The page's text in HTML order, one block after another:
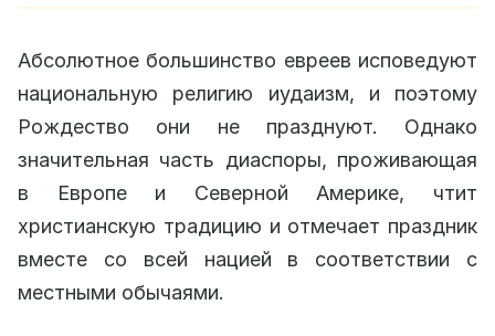
Абсолютное большинство евреев исповедуют
национальную религию иудаизм, и поэтому
Рождество они не празднуют. Однако
значительная часть диаспоры, проживающая
в Европе и Северной Америке, чтит
христианскую традицию и отмечает праздник
вместе со всей нацией в соответствии с
местными обычаями.